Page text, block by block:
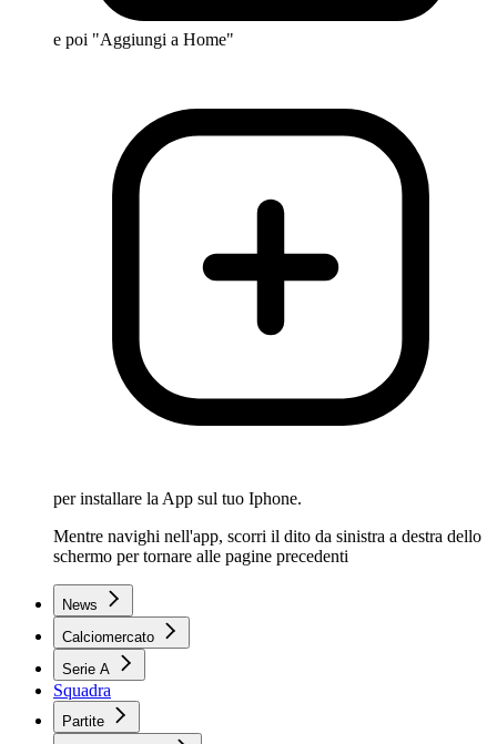
e poi "Aggiungi a Home"
per installare la App sul tuo Iphone.
Mentre navighi nell'app, scorri il dito da sinistra a destra dello
schermo per tornare alle pagine precedenti
News
Calciomercato
Serie A
Squadra
Partite